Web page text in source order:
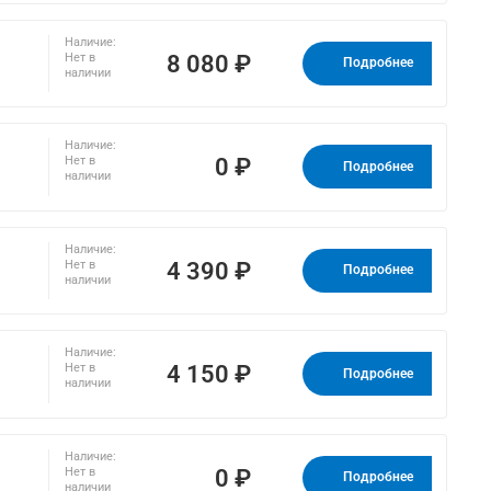
Наличие:
Нет в
наличии
8 080 ₽ Подробнее
Наличие:
Нет в
наличии
0 ₽ Подробнее
Наличие:
Нет в
наличии
4 390 ₽ Подробнее
Наличие:
Нет в
наличии
4 150 ₽ Подробнее
Наличие:
Нет в
наличии
0 ₽ Подробнее